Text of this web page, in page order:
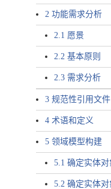
2 功能需求分析
2.1 愿景
2.2 基本原则
2.3 需求分析
3 规范性引用文件
4 术语和定义
5 领域模型构建
5.1 确定实体
5.2 确定实体